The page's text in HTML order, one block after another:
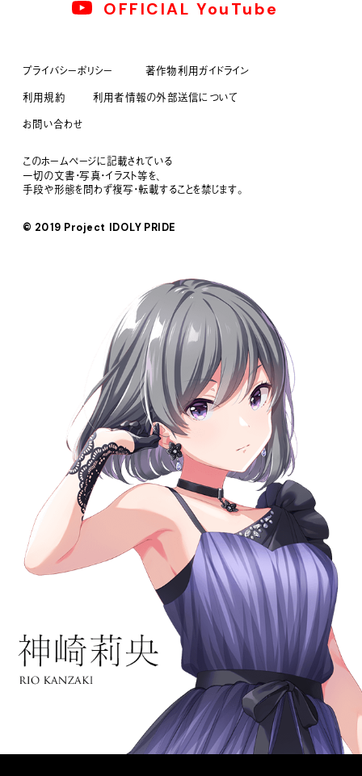
OFFICIAL YouTube
プライバシーポリシー
著作物利用ガイドライン
利用規約
利用者情報の外部送信について
お問い合わせ
このホームページに記載されている
一切の文書・写真・イラスト等を、
手段や形態を問わず複写・転載することを禁じます。
© 2019 Project IDOLY PRIDE